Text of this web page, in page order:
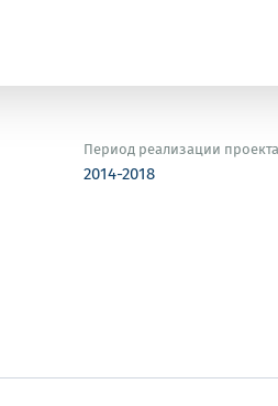
Период реализации проекта
2014-2018